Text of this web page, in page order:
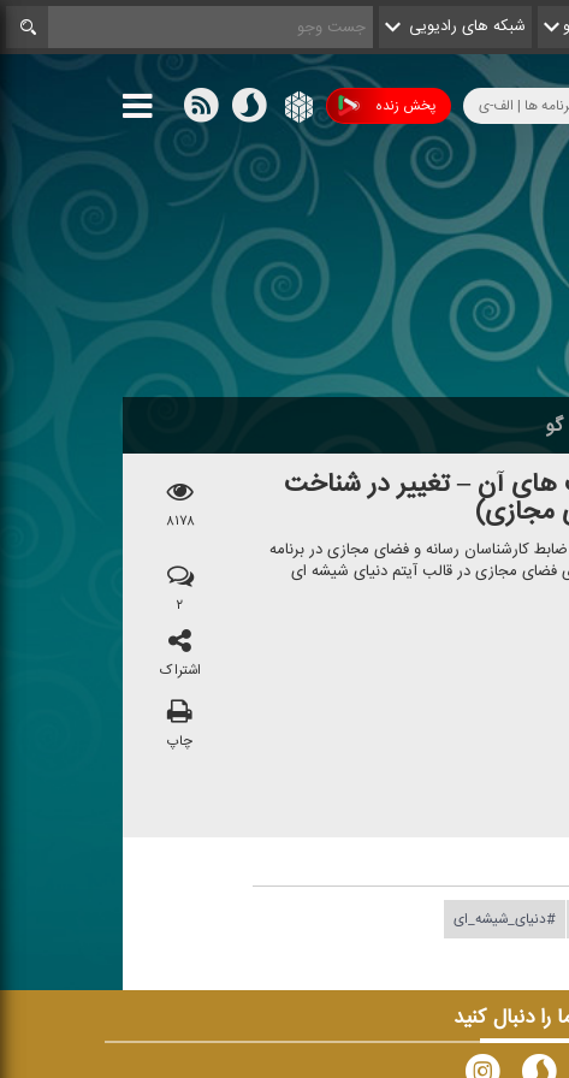
شبکه های رادیویی
پخش زنده ها | الف-ی
آن – تغییر در شناخت
كارشناسان رسانه و فضای مجازی در برنامه
مجازی در قالب آیتم دنیای شیشه ای
۸۱۷۸
۲
اشتراک
چاپ
#دنیای_شیشه_ای
را دنبال کنید